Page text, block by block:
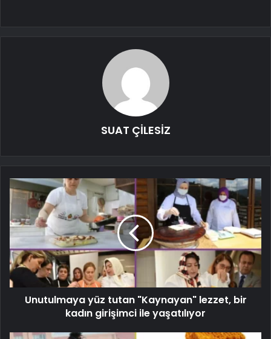
SUAT ÇİLESİZ
Unutulmaya yüz tutan "Kaynayan" lezzet, bir
kadın girişimci ile yaşatılıyor